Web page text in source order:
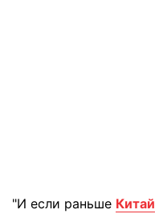
"И если раньше Китай